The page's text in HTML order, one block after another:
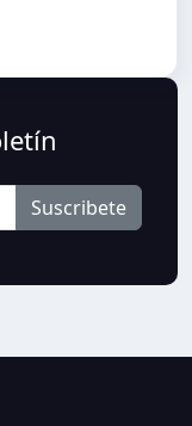
Suscribete